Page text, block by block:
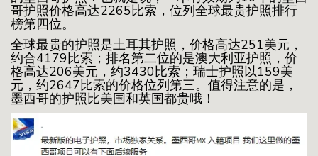
哥护照价格高达2265比索，位列全球最贵护照排行
榜第四位。
全球最贵的护照是土耳其护照，价格高达251美元，
约合4179比索；排名第二位的是澳大利亚护照，价
格高达206美元，约3430比索；瑞士护照以159美
元，约2647比索的价格位列第三。值得注意的是，
墨西哥的护照比美国和英国都贵哦！